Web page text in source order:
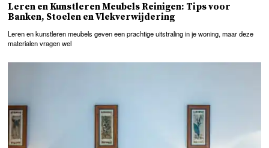
Leren en Kunstleren Meubels Reinigen: Tips voor
Banken, Stoelen en Vlekverwijdering
Leren en kunstleren meubels geven een prachtige uitstraling in je woning, maar deze
materialen vragen wel